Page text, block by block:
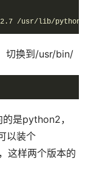
/usr/lib/
切换到/usr/bin/
是python2，
以装个
这样两个版本的